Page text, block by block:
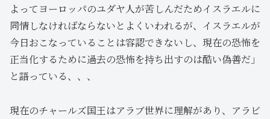
よってヨーロッパのユダヤ人が苦しんだためイスラエルに
同情しなければならないとよくいわれるが、イスラエルが
今日おこなっていることは容認できないし、現在の恐怖を
正当化するために過去の恐怖を持ち出すのは酷い偽善だ」
と語っている、、、
現在のチャールズ国王はアラブ世界に理解があり、アラビ